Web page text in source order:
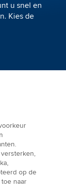
u snel en
Kies de
op de
naar